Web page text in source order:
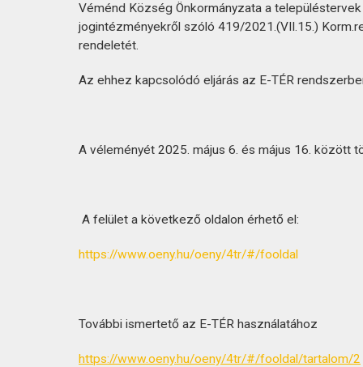
KAPCSOLAT
Véménd Község Önkormányzata a
jogintézményekről szóló 419/2021.(VII.15.)
rendeletét.
Az ehhez kapcsolódó eljárás az E-TÉR
A véleményét 2025. május 6. és május 16. között
A felület a következő oldalon érhető el:
https://www.oeny.hu/oeny/4tr/#/fooldal
További ismertető az E-TÉR használatához
https://www.oeny.hu/oeny/4tr/#/fooldal/tartalom/2